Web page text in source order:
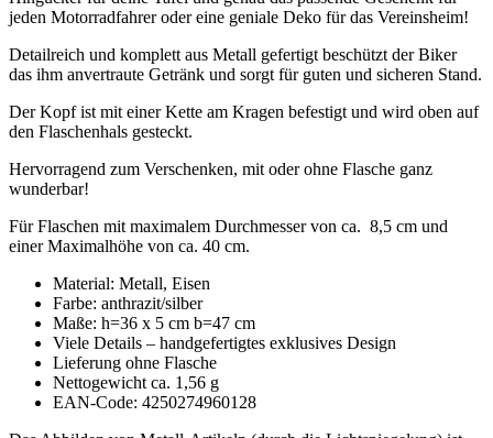
jeden Motorradfahrer oder eine geniale Deko für das Vereinsheim!
Detailreich und komplett aus Metall gefertigt beschützt der Biker
das ihm anvertraute Getränk und sorgt für guten und sicheren Stand.
Der Kopf ist mit einer Kette am Kragen befestigt und wird oben auf
den Flaschenhals gesteckt.
Hervorragend zum Verschenken, mit oder ohne Flasche ganz
wunderbar!
Für Flaschen mit maximalem Durchmesser von ca. 8,5 cm und
einer Maximalhöhe von ca. 40 cm.
Material: Metall, Eisen
Farbe: anthrazit/silber
Maße: h=36 x 5 cm b=47 cm
Viele Details – handgefertigtes exklusives Design
Lieferung ohne Flasche
Nettogewicht ca. 1,56 g
EAN-Code: 4250274960128